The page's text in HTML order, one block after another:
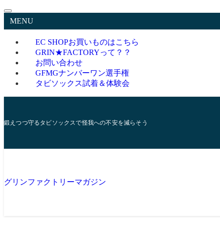
MENU
EC SHOPお買いものはこちら
GRIN★FACTORYって？？
お問い合わせ
GFMGナンバーワン選手権
タビソックス試着＆体験会
鍛えつつ守るタビソックスで怪我への不安を減らそう
グリンファクトリーマガジン